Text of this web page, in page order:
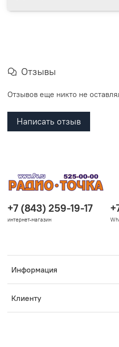
Отзывы
Отзывов еще никто не
Написать отзыв
Информация
Клиенту
+7 (843) 259-19-17
интернет-магазин